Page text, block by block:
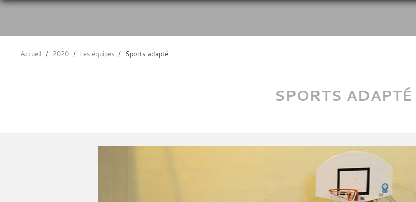
Accueil 2020 Les équipes Sports adapté
SPORTS ADAPTÉ